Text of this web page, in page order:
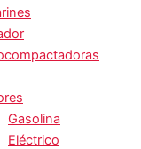
Gasolina
Eléctrico